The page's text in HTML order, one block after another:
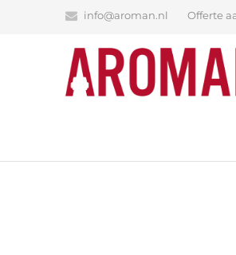
info@aroman.nl Offerte